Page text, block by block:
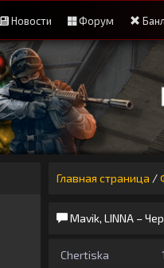
Новости Форум
Главная страница /
Mavik, LINNA –
Chertiska